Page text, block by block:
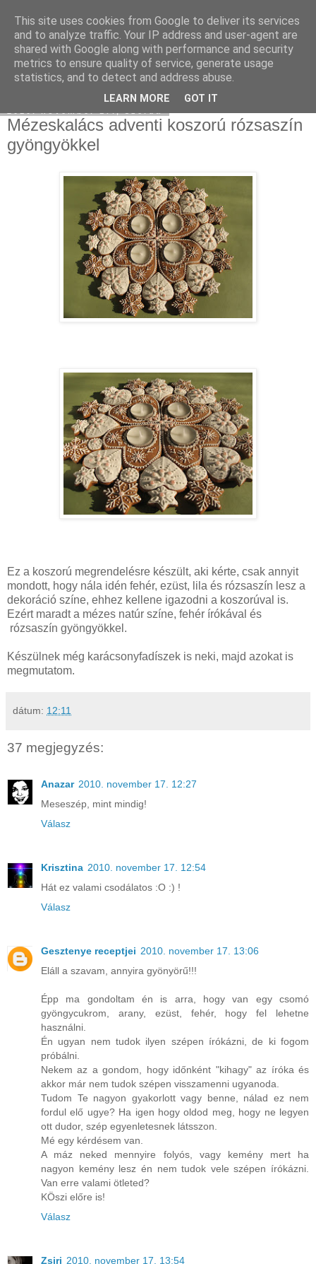
Moha Konyha
Mézeskalács adventi koszorú rózsaszín
gyöngyökkel
Ez a koszorú megrendelésre készült, aki kérte, csak annyit
mondott, hogy nála idén fehér, ezüst, lila és rózsaszín lesz a
dekoráció színe, ehhez kellene igazodni a koszorúval is.
Ezért maradt a mézes natúr színe, fehér írókával és
rózsaszín gyöngyökkel.
Készülnek még karácsonyfadíszek is neki, majd azokat is
megmutatom.
dátum: 12:11
37 megjegyzés:
Anazar 2010. november 17. 12:27
Meseszép, mint mindig!
Válasz
Krisztina 2010. november 17. 12:54
Hát ez valami csodálatos :O :) !
Válasz
Gesztenye receptjei 2010. november 17. 13:06
Eláll a szavam, annyira gyönyörű!!!
Épp ma gondoltam én is arra, hogy van egy csomó
gyöngycukrom, arany, ezüst, fehér, hogy fel lehetne
használni.
Én ugyan nem tudok ilyen szépen írókázni, de ki fogom
próbálni.
Nekem az a gondom, hogy időnként "kihagy" az íróka és
akkor már nem tudok szépen visszamenni ugyanoda.
Tudom Te nagyon gyakorlott vagy benne, nálad ez nem
fordul elő ugye? Ha igen hogy oldod meg, hogy ne legyen
ott dudor, szép egyenletesnek látsszon.
Mé egy kérdésem van.
A máz neked mennyire folyós, vagy kemény mert ha
nagyon kemény lesz én nem tudok vele szépen írókázni.
Van erre valami ötleted?
KÖszi előre is!
Válasz
Zsiri 2010. november 17. 13:54
This site uses cookies from Google to deliver its services
and to analyze traffic. Your IP address and user-agent are
shared with Google along with performance and security
metrics to ensure quality of service, generate usage
statistics, and to detect and address abuse.
LEARN MORE GOT IT